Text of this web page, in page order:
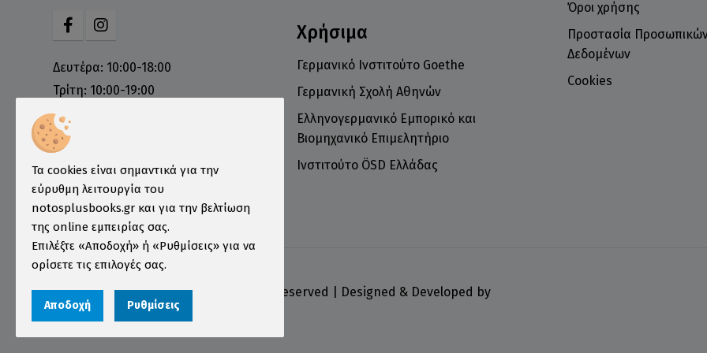
Δευτέρα: 10:00-18:00
Τρίτη: 10:00-19:00
Τετάρτη: 10:00-18:00
Πέμπτη: 10:00-19:00
Σάββατο: 10:00-16:00
Κυριακή: Κλειστά
Χρήσιμα
Γερμανικό Ινστιτούτο Goethe
Γερμανική Σχολή Αθηνών
Ελληνογερμανικό Εμπορικό και
Βιομηχανικό Επιμελητήριο
Ινστιτούτο ÖSD Ελλάδας
Όροι χρήσης
Προστασία
Δεδομένων
Cookies
Αριθμός ΓΕΜΗ 000456301000
© 2026 notosplusbooks.gr | All Rights Reserved | Designed & Developed by
qualityweb
Τα cookies είναι σημαντικά για την
εύρυθμη λειτουργία του
notosplusbooks.gr και για την βελτίωση
της online εμπειρίας σας.
Επιλέξτε «Αποδοχή» ή «Ρυθμίσεις» για να
ορίσετε τις επιλογές σας.
Αποδοχή Ρυθμίσεις